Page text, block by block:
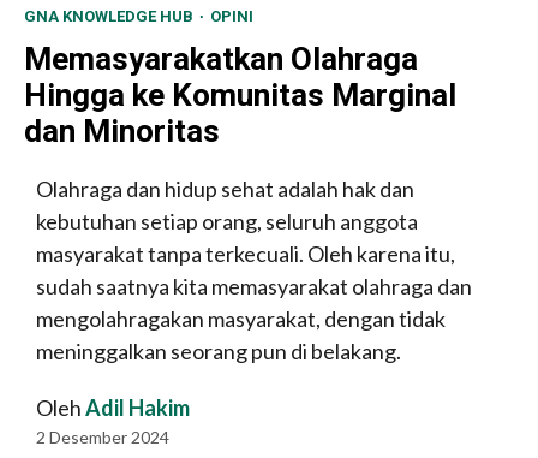
GNA KNOWLEDGE HUB OPINI
Memasyarakatkan Olahraga
Hingga ke Komunitas Marginal
dan Minoritas
Olahraga dan hidup sehat adalah hak dan
kebutuhan setiap orang, seluruh anggota
masyarakat tanpa terkecuali. Oleh karena itu,
sudah saatnya kita memasyarakat olahraga dan
mengolahragakan masyarakat, dengan tidak
meninggalkan seorang pun di belakang.
OlehAdil Hakim
2 Desember 2024